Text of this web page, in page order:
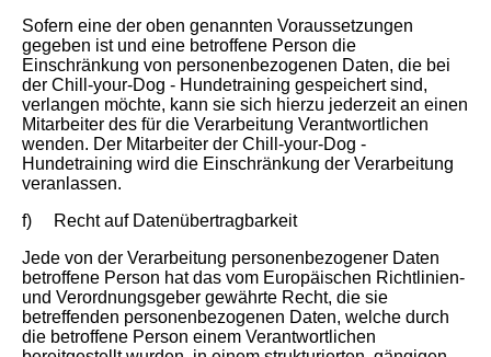
Sofern eine der oben genannten Voraussetzungen
gegeben ist und eine betroffene Person die
Einschränkung von personenbezogenen Daten, die bei
der Chill-your-Dog - Hundetraining gespeichert sind,
verlangen möchte, kann sie sich hierzu jederzeit an einen
Mitarbeiter des für die Verarbeitung Verantwortlichen
wenden. Der Mitarbeiter der Chill-your-Dog -
Hundetraining wird die Einschränkung der Verarbeitung
veranlassen.
f) Recht auf Datenübertragbarkeit
Jede von der Verarbeitung personenbezogener Daten
betroffene Person hat das vom Europäischen Richtlinien-
und Verordnungsgeber gewährte Recht, die sie
betreffenden personenbezogenen Daten, welche durch
die betroffene Person einem Verantwortlichen